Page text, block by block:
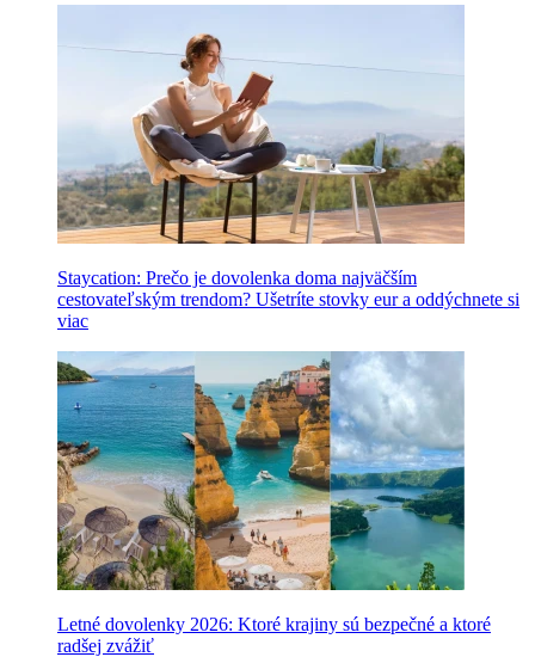
Staycation: Prečo je dovolenka doma najväčším
cestovateľským trendom? Ušetríte stovky eur a oddýchnete si
viac
Letné dovolenky 2026: Ktoré krajiny sú bezpečné a ktoré
radšej zvážiť